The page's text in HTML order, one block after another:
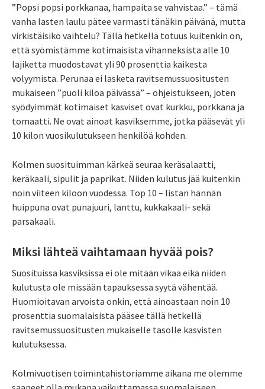
”Popsi popsi porkkanaa, hampaita se vahvistaa.” – tämä
vanha lasten laulu pätee varmasti tänäkin päivänä, mutta
virkistäisikö vaihtelu? Tällä hetkellä totuus kuitenkin on,
että syömistämme kotimaisista vihanneksista alle 10
lajiketta muodostavat yli 90 prosenttia kaikesta
volyymista. Perunaa ei lasketa ravitsemussuositusten
mukaiseen ”puoli kiloa päivässä” – ohjeistukseen, joten
syödyimmät kotimaiset kasviset ovat kurkku, porkkana ja
tomaatti. Ne ovat ainoat kasviksemme, jotka pääsevät yli
10 kilon vuosikulutukseen henkilöä kohden.
Kolmen suosituimman kärkeä seuraa keräsalaatti,
keräkaali, sipulit ja paprikat. Niiden kulutus jää kuitenkin
noin viiteen kiloon vuodessa. Top 10 – listan hännän
huippuna ovat punajuuri, lanttu, kukkakaali- sekä
parsakaali.
Miksi lähteä vaihtamaan hyvää pois?
Suosituissa kasviksissa ei ole mitään vikaa eikä niiden
kulutusta ole missään tapauksessa syytä vähentää.
Huomioitavan arvoista onkin, että ainoastaan noin 10
prosenttia suomalaisista pääsee tällä hetkellä
ravitsemussuositusten mukaiselle tasolle kasvisten
kulutuksessa.
Kolmivuotisen toimintahistoriamme aikana me olemme